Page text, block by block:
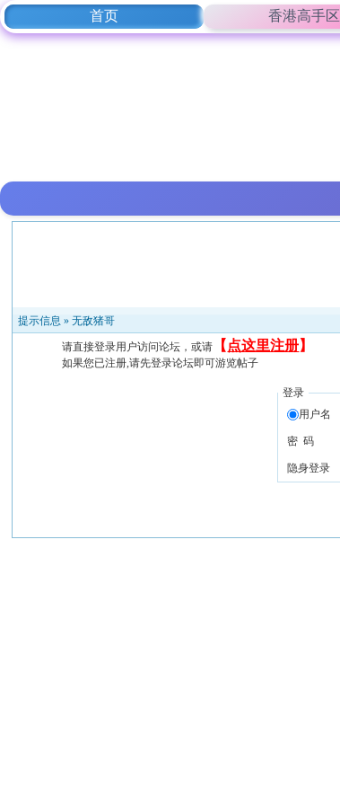
首页 香港高手区
提示信息 »无敌猪哥
请直接登录用户访问论坛，或请 【 点这里注册】
如果您已注册,请先登录论坛即可游览帖子
登录
用户名
密 码
隐身登录